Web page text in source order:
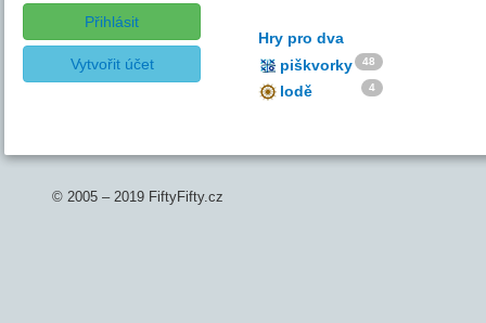
Přihlásit
Vytvořit účet
Hry pro dva
piškvorky
48
lodě 4
© 2005 – 2019 FiftyFifty.cz